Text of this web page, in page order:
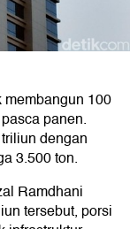
100
panen.
dengan
3.500 ton.
Ramdhani
tersebut, porsi